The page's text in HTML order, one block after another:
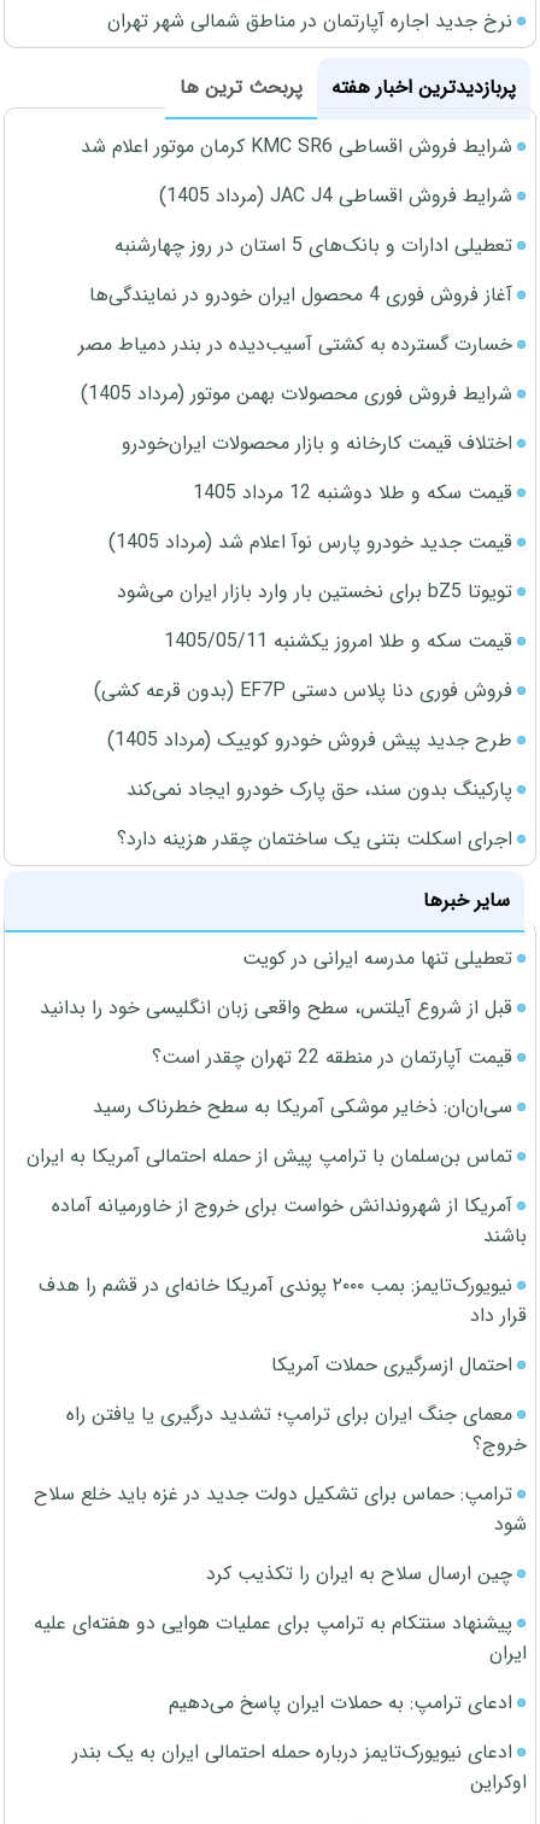
نرخ جدید اجاره آپارتمان در مناطق شمالی شهر تهران
پربازدیدترین اخبار هفته
پربحث ترین ها
شرایط فروش اقساطی KMC SR6 کرمان موتور اعلام شد
شرایط فروش اقساطی JAC J4 (مرداد 1405)
تعطیلی ادارات و بانک‌های 5 استان در روز چهارشنبه
آغاز فروش فوری 4 محصول ایران خودرو در نمایندگی‌ها
خسارت گسترده به کشتی آسیب‌دیده در بندر دمیاط مصر
شرایط فروش فوری محصولات بهمن موتور (مرداد 1405)
اختلاف قیمت کارخانه و بازار محصولات ایران‌خودرو
قیمت سکه و طلا دوشنبه 12 مرداد 1405
قیمت جدید خودرو پارس نوآ اعلام شد (مرداد 1405)
تویوتا bZ5 برای نخستین بار وارد بازار ایران می‌شود
قیمت سکه و طلا امروز یکشنبه 1405/05/11
فروش فوری دنا پلاس دستی EF7P (بدون قرعه کشی)
طرح جدید پیش فروش خودرو کوییک (مرداد 1405)
پارکینگ بدون سند، حق پارک خودرو ایجاد نمی‌کند
اجرای اسکلت بتنی یک ساختمان چقدر هزینه دارد؟
سایر خبرها
تعطیلی تنها مدرسه ایرانی در کویت
قبل از شروع آیلتس، سطح واقعی زبان انگلیسی خود را بدانید
قیمت آپارتمان در منطقه 22 تهران چقدر است؟
سی‌ان‌ان: ذخایر موشکی آمریکا به سطح خطرناک رسید
تماس بن‌سلمان با ترامپ پیش از حمله احتمالی آمریکا به ایران
آمریکا از شهروندانش خواست برای خروج از خاورمیانه آماده
باشند
نیویورک‌تایمز: بمب ۲۰۰۰ پوندی آمریکا خانه‌ای در قشم را هدف
قرار داد
احتمال ازسرگیری حملات آمریکا
معمای جنگ ایران برای ترامپ؛ تشدید درگیری یا یافتن راه
خروج؟
ترامپ: حماس برای تشکیل دولت جدید در غزه باید خلع سلاح
شود
چین ارسال سلاح به ایران را تکذیب کرد
پیشنهاد سنتکام به ترامپ برای عملیات هوایی دو هفته‌ای علیه
ایران
ادعای ترامپ: به حملات ایران پاسخ می‌دهیم
ادعای نیویورک‌تایمز درباره حمله احتمالی ایران به یک بندر
اوکراین